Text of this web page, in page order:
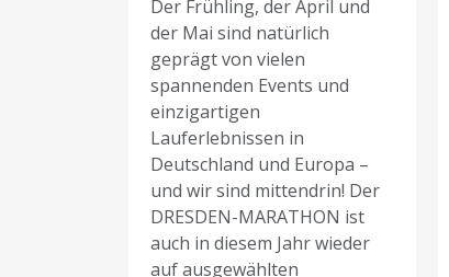
Der Frühling, der April und
der Mai sind natürlich
geprägt von vielen
spannenden Events und
einzigartigen
Lauferlebnissen in
Deutschland und Europa –
und wir sind mittendrin! Der
DRESDEN-MARATHON ist
auch in diesem Jahr wieder
auf ausgewählten